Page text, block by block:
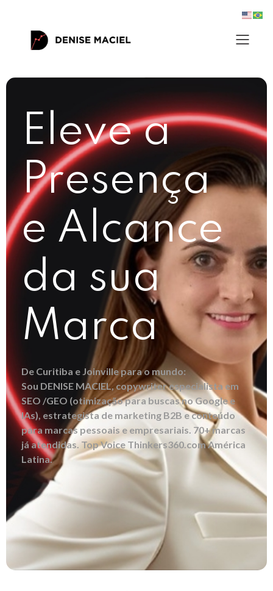
Eleve a
Presença
e Alcance
da sua
Marca
De Curitiba e Joinville para o mundo:
Sou DENISE MACIEL, copywriter especialista em
SEO /GEO (otimização para buscas no Google e
IAs), estrategista de marketing B2B e conteúdo
para marcas pessoais e empresariais. 70+ marcas
já atendidas. Top Voice Thinkers360.com América
Latina.